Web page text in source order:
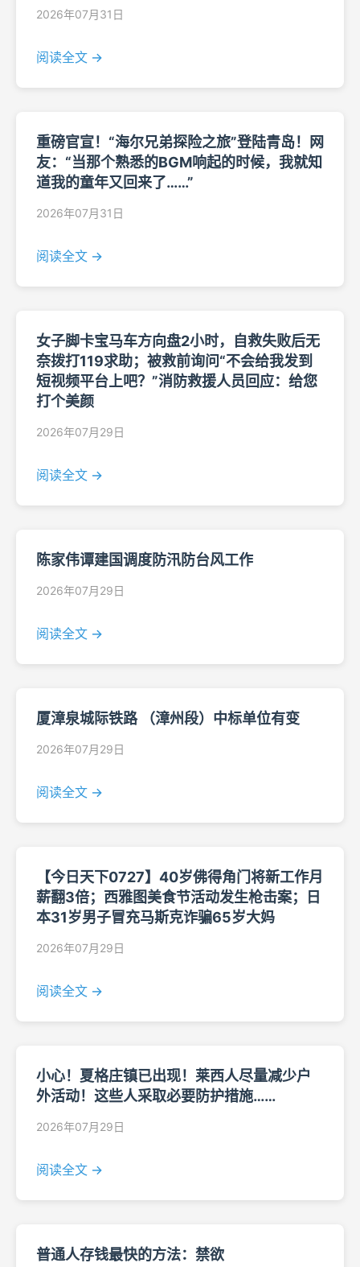
2026年07月31日
阅读全文 →
重磅官宣！“海尔兄弟探险之旅”登陆青岛！网
友：“当那个熟悉的BGM响起的时候，我就知
道我的童年又回来了……”
2026年07月31日
阅读全文 →
女子脚卡宝马车方向盘2小时，自救失败后无
奈拨打119求助；被救前询问“不会给我发到
短视频平台上吧？”消防救援人员回应：给您
打个美颜
2026年07月29日
阅读全文 →
陈家伟谭建国调度防汛防台风工作
2026年07月29日
阅读全文 →
厦漳泉城际铁路 （漳州段）中标单位有变
2026年07月29日
阅读全文 →
【今日天下0727】40岁佛得角门将新工作月
薪翻3倍；西雅图美食节活动发生枪击案；日
本31岁男子冒充马斯克诈骗65岁大妈
2026年07月29日
阅读全文 →
小心！夏格庄镇已出现！莱西人尽量减少户
外活动！这些人采取必要防护措施……
2026年07月29日
阅读全文 →
普通人存钱最快的方法：禁欲